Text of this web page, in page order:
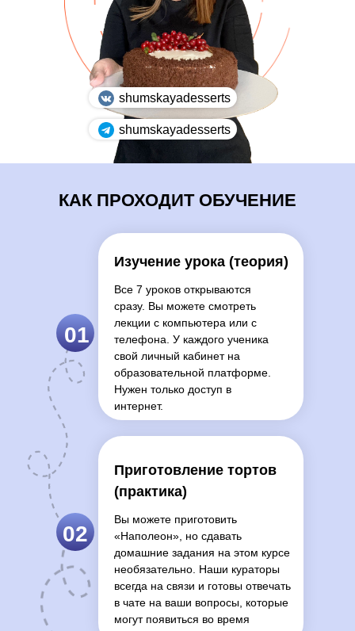
shumskayadesserts
shumskayadesserts
КАК ПРОХОДИТ ОБУЧЕНИЕ
Изучение урока (теория)
Все 7 уроков открываются
сразу. Вы можете смотреть
лекции с компьютера или с
телефона. У каждого ученика
свой личный кабинет на
образовательной платформе.
Нужен только доступ в
интернет.
Приготовление тортов
(практика)
Вы можете приготовить
«Наполеон», но сдавать
домашние задания на этом курсе
необязательно. Наши кураторы
всегда на связи и готовы отвечать
в чате на ваши вопросы, которые
могут появиться во время
01
02